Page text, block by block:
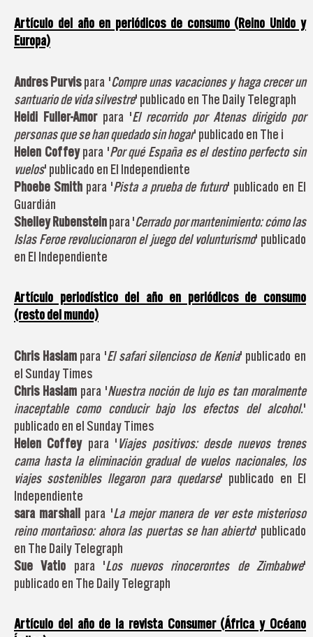
Artículo del año en periódicos de consumo (Reino Unido y
Europa)
Andres Purvispara 'Compre unas vacaciones y haga crecer un
santuario de vida silvestre' publicado en The Daily Telegraph
Heidi Fuller-Amorpara 'El recorrido por Atenas dirigido por
personas que se han quedado sin hogar' publicado en The i
Helen Coffeypara 'Por qué España es el destino perfecto sin
vuelos' publicado en El Independiente
Phoebe Smithpara 'Pista a prueba de futuro' publicado en El
Guardián
Shelley Rubensteinpara 'Cerrado por mantenimiento: cómo las
Islas Feroe revolucionaron el juego del volunturismo' publicado
en El Independiente
Artículo periodístico del año en periódicos de consumo
(resto del mundo)
Chris Haslampara 'El safari silencioso de Kenia' publicado en
el Sunday Times
Chris Haslam para 'Nuestra noción de lujo es tan moralmente
inaceptable como conducir bajo los efectos del alcohol.'
publicado en el Sunday Times
Helen Coffeypara 'Viajes positivos: desde nuevos trenes
cama hasta la eliminación gradual de vuelos nacionales, los
viajes sostenibles llegaron para quedarse' publicado en El
Independiente
sara marshall
para 'La mejor manera de ver este misterioso
reino montañoso: ahora las puertas se han abierto' publicado
en The Daily Telegraph
Sue Vatio para 'Los nuevos rinocerontes de Zimbabwe'
publicado en The Daily Telegraph
Artículo del año de la revista Consumer (África y Océano